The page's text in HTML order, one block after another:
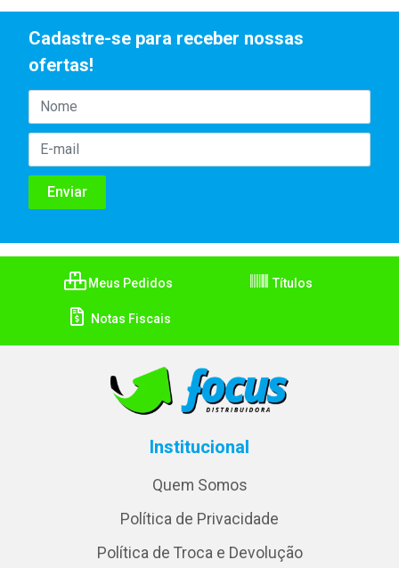
Cadastre-se para receber nossas
ofertas!
Meus Pedidos Títulos
Notas Fiscais
Institucional
Quem Somos
Política de Privacidade
Política de Troca e Devolução